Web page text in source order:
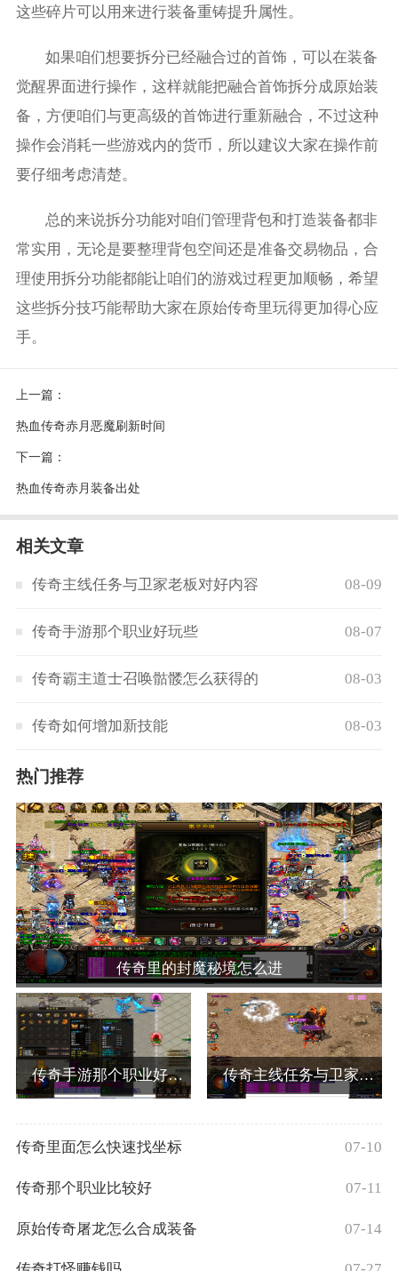
这些碎片可以用来进行装备重铸提升属性。
如果咱们想要拆分已经融合过的首饰，可以在装备
觉醒界面进行操作，这样就能把融合首饰拆分成原始装
备，方便咱们与更高级的首饰进行重新融合，不过这种
操作会消耗一些游戏内的货币，所以建议大家在操作前
要仔细考虑清楚。
总的来说拆分功能对咱们管理背包和打造装备都非
常实用，无论是要整理背包空间还是准备交易物品，合
理使用拆分功能都能让咱们的游戏过程更加顺畅，希望
这些拆分技巧能帮助大家在原始传奇里玩得更加得心应
手。
上一篇：
热血传奇赤月恶魔刷新时间
下一篇：
热血传奇赤月装备出处
相关文章
传奇主线任务与卫家老板对好内容 08-09
传奇手游那个职业好玩些 08-07
传奇霸主道士召唤骷髅怎么获得的 08-03
传奇如何增加新技能 08-03
热门推荐
传奇里的封魔秘境怎么进
传奇手游那个职业好玩些 传奇主线任务与卫家老板对好内容
传奇里面怎么快速找坐标 07-10
传奇那个职业比较好 07-11
原始传奇屠龙怎么合成装备 07-14